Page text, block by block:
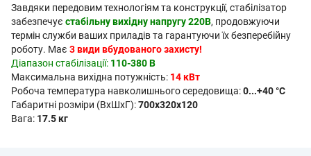
Завдяки передовим технологіям та конструкції, стабілізатор
забезпечує стабільну вихідну напругу 220В, продовжуючи
термін служби ваших приладів та гарантуючи їх безперебійну
роботу. Має 3 види вбудованого захисту!
Діапазон стабілізації: 110-380 В
Максимальна вихідна потужність: 14 кВт
Робоча температура навколишнього середовища:0...+40 °C
Габаритні розміри (ВхШхГ):700x320х120
Вага: 17.5 кг